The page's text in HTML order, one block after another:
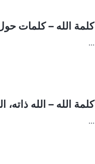
كلمة الله – كلمات
...
كلمة الله – الله ذاته،
...